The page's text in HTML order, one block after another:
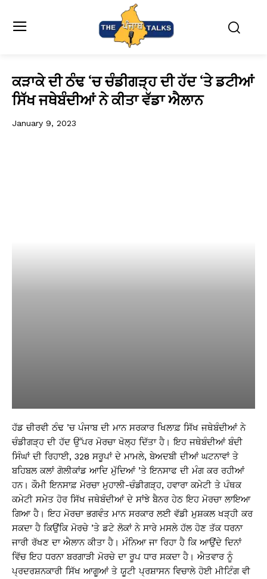
ਕੜਾਕੇ ਦੀ ਠੰਢ ‘ਚ ਚੰਡੀਗੜ੍ਹ ਦੀ ਹੱਦ ‘ਤੇ ਡਟੀਆਂ
ਸਿੱਖ ਜਥੇਬੰਦੀਆਂ ਨੇ ਕੀਤਾ ਵੱਡਾ ਐਲਾਨ
January 9, 2023
ਹੱਡ ਚੀਰਵੀ ਠੰਢ ’ਚ ਪੰਜਾਬ ਦੀ ਮਾਨ ਸਰਕਾਰ ਖਿਲਾਫ਼ ਸਿੱਖ ਜਥੇਬੰਦੀਆਂ ਨੇ
ਚੰਡੀਗੜ੍ਹ ਦੀ ਹੱਦ ਉੱਪਰ ਮੋਰਚਾ ਖੋਲ੍ਹ ਦਿੱਤਾ ਹੈ। ਇਹ ਜਥੇਬੰਦੀਆਂ ਬੰਦੀ
ਸਿੰਘਾਂ ਦੀ ਰਿਹਾਈ, 328 ਸਰੂਪਾਂ ਦੇ ਮਾਮਲੇ, ਬੇਅਦਬੀ ਦੀਆਂ ਘਟਨਾਵਾਂ ਤੇ
ਬਹਿਬਲ ਕਲਾਂ ਗੋਲੀਕਾਂਡ ਆਦਿ ਮੁੱਦਿਆਂ ’ਤੇ ਇਨਸਾਫ ਦੀ ਮੰਗ ਕਰ ਰਹੀਆਂ
ਹਨ। ਕੌਮੀ ਇਨਸਾਫ਼ ਮੋਰਚਾ ਮੁਹਾਲੀ-ਚੰਡੀਗੜ੍ਹ, ਹਵਾਰਾ ਕਮੇਟੀ ਤੇ ਪੰਥਕ
ਕਮੇਟੀ ਸਮੇਤ ਹੋਰ ਸਿੱਖ ਜਥੇਬੰਦੀਆਂ ਦੇ ਸਾਂਝੇ ਬੈਨਰ ਹੇਠ ਇਹ ਮੋਰਚਾ ਲਾਇਆ
ਗਿਆ ਹੈ। ਇਹ ਮੋਰਚਾ ਭਗਵੰਤ ਮਾਨ ਸਰਕਾਰ ਲਈ ਵੱਡੀ ਮੁਸ਼ਕਲ ਖੜ੍ਹੀ ਕਰ
ਸਕਦਾ ਹੈ ਕਿਉਂਕਿ ਮੋਰਚੇ ’ਤੇ ਡਟੇ ਲੋਕਾਂ ਨੇ ਸਾਰੇ ਮਸਲੇ ਹੱਲ ਹੋਣ ਤੱਕ ਧਰਨਾ
ਜਾਰੀ ਰੱਖਣ ਦਾ ਐਲਾਨ ਕੀਤਾ ਹੈ। ਮੰਨਿਆ ਜਾ ਰਿਹਾ ਹੈ ਕਿ ਆਉਂਦੇ ਦਿਨਾਂ
ਵਿੱਚ ਇਹ ਧਰਨਾ ਬਰਗਾੜੀ ਮੋਰਚੇ ਦਾ ਰੂਪ ਧਾਰ ਸਕਦਾ ਹੈ। ਐਤਵਾਰ ਨੂੰ
ਪ੍ਰਦਰਸ਼ਨਕਾਰੀ ਸਿੱਖ ਆਗੂਆਂ ਤੇ ਯੂਟੀ ਪ੍ਰਸ਼ਾਸਨ ਵਿਚਾਲੇ ਹੋਈ ਮੀਟਿੰਗ ਵੀ